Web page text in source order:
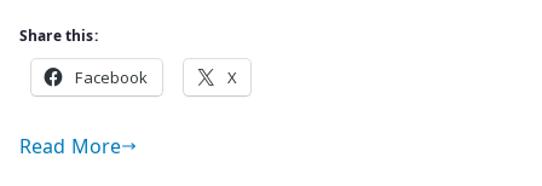
Share this:
Facebook X
Read More